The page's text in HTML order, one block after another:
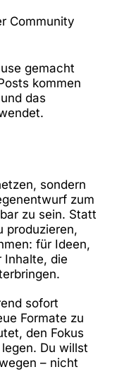
Community
gemacht
kommen
das
sondern
zum
zu sein. Statt
produzieren,
für Ideen,
Inhalte, die
sofort
Formate zu
den Fokus
Du willst
– nicht